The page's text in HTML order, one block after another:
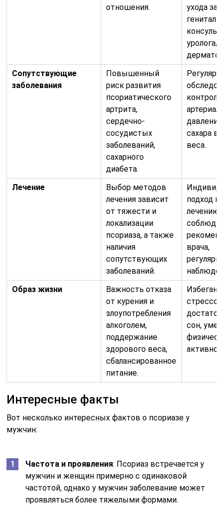
отношения.
ухода за
уролога/
Сопутствующие
заболевания
Повышенный
риск развития
псориатического
артрита,
сердечно-
сосудистых
заболеваний,
сахарного
диабета.
контроль
сахара в
веса.
Лечение
Выбор методов
лечения зависит
от тяжести и
локализации
псориаза, а также
наличия
сопутствующих
заболеваний.
подход к
лечению,
врача,
Образ жизни
Важность отказа
от курения и
злоупотребления
алкоголем,
поддержание
здорового веса,
сбалансированное
питание.
сон,
Интересные факты
Вот несколько интересных фактов о псориазе у
мужчин:
Частота и проявления: Псориаз встречается у
мужчин и женщин примерно с одинаковой
частотой, однако у мужчин заболевание может
проявляться более тяжелыми формами.